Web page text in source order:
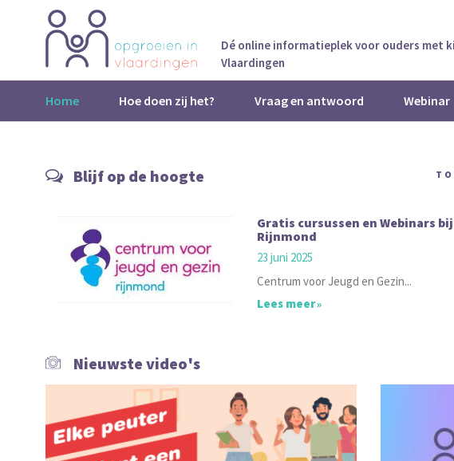
Dé online informatieplek voor ouders met
Vlaardingen
Home Hoe doen zij het? Vraag en antwoord Webinar
Blijf op de hoogte
Gratis cursussen en Webinars bij
Rijnmond
23 juni 2025
Centrum voor Jeugd en Gezin...
Lees meer
Nieuwste video's